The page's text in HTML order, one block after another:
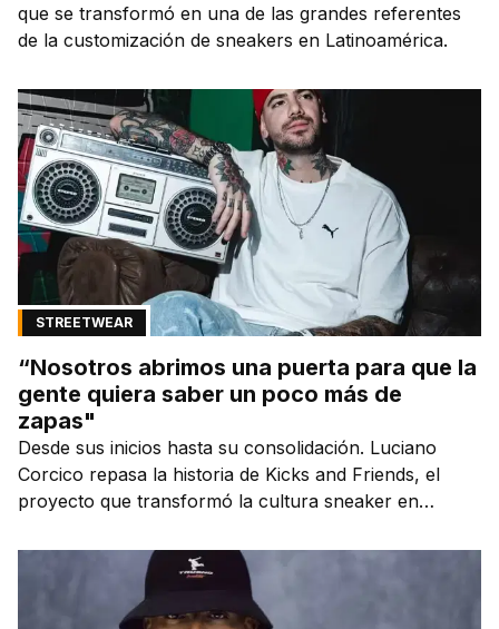
que se transformó en una de las grandes referentes
de la customización de sneakers en Latinoamérica.
STREETWEAR
“Nosotros abrimos una puerta para que la
gente quiera saber un poco más de
zapas"
Desde sus inicios hasta su consolidación. Luciano
Corcico repasa la historia de Kicks and Friends, el
proyecto que transformó la cultura sneaker en